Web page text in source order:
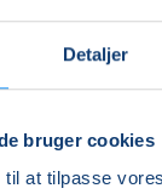
Detaljer
bruger cookies
at tilpasse